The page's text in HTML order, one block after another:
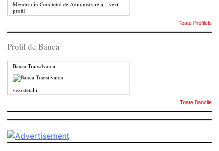
Membru în Comitetul de Administrare a... vezi
profil
Toate Profilele
Profil de Banca
Banca Transilvania
vezi detalii
Toate Bancile